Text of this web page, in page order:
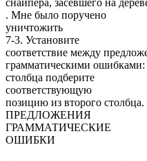
. Мне было поручено
уничтожить
7-3. Установите
соответствие между
грамматическими
столбца подберите
соответствующую
позицию из второго столбца.
ПРЕДЛОЖЕНИЯ
ГРАММАТИЧЕСКИЕ
ОШИБКИ